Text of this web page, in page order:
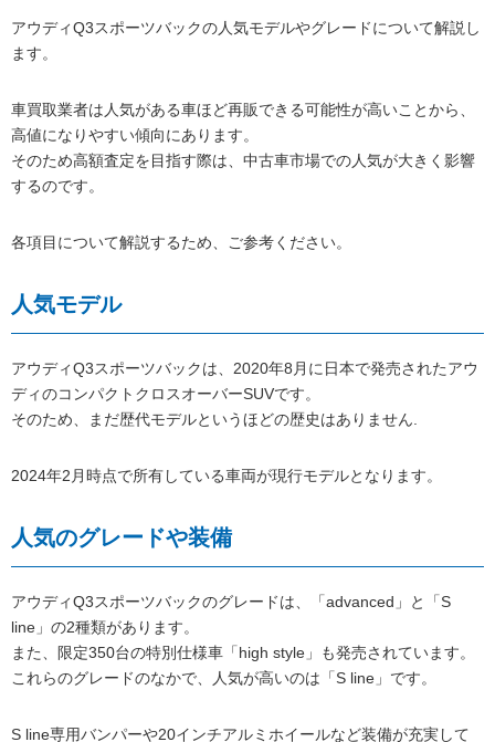
アウディQ3スポーツバックの人気モデルやグレードについて解説し
ます。
車買取業者は人気がある車ほど再販できる可能性が高いことから、
高値になりやすい傾向にあります。
そのため高額査定を目指す際は、中古車市場での人気が大きく影響
するのです。
各項目について解説するため、ご参考ください。
人気モデル
アウディQ3スポーツバックは、2020年8月に日本で発売されたアウ
ディのコンパクトクロスオーバーSUVです。
そのため、まだ歴代モデルというほどの歴史はありません.
2024年2月時点で所有している車両が現行モデルとなります。
人気のグレードや装備
アウディQ3スポーツバックのグレードは、「advanced」と「S
line」の2種類があります。
また、限定350台の特別仕様車「high style」も発売されています。
これらのグレードのなかで、人気が高いのは「S line」です。
S line専用バンパーや20インチアルミホイールなど装備が充実して